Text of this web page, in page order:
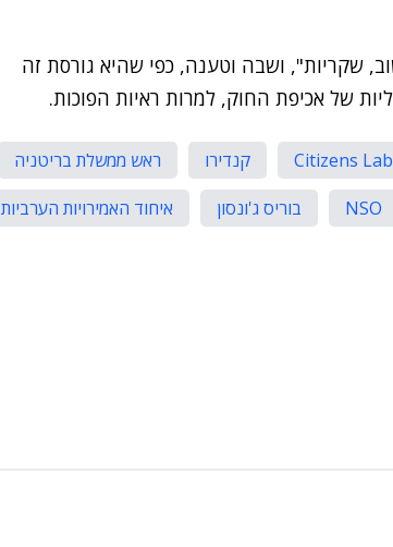
שקריות", ושבה וטענה, כפי שהיא גורסת זה
של אכיפת החוק, למרות ראיות הפוכות.
Citizens Lab קנדירו
ראש ממשלת בריטניה
NSO בוריס ג'ונסון
איחוד האמירויות הערביות